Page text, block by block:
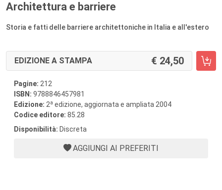
Architettura e barriere
Storia e fatti delle barriere architettoniche in Italia e all'estero
EDIZIONE A STAMPA 24,50
Pagine: 212
ISBN: 9788846457981
Edizione: 2a edizione, aggiornata e ampliata 2004
Codice editore: 85.28
Disponibilità: Discreta
AGGIUNGI AI PREFERITI